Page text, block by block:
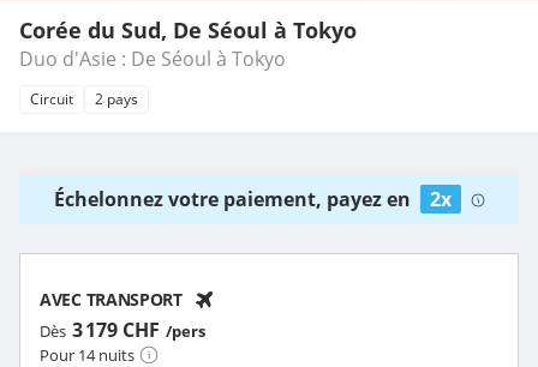
Corée du Sud, De Séoul à Tokyo
Duo d'Asie : De Séoul à Tokyo
Circuit 2 pays
Échelonnez votre paiement, payez en 2x
AVEC TRANSPORT
Dès 3 179 CHF /pers
Pour 14 nuits